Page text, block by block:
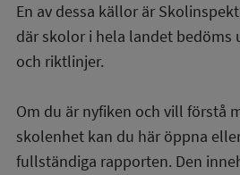
En av dessa källor är
där skolor i hela landet bedöms
och riktlinjer.
Om du är nyfiken och vill förstå
skolenhet kan du här öppna
fullständiga rapporten. Den